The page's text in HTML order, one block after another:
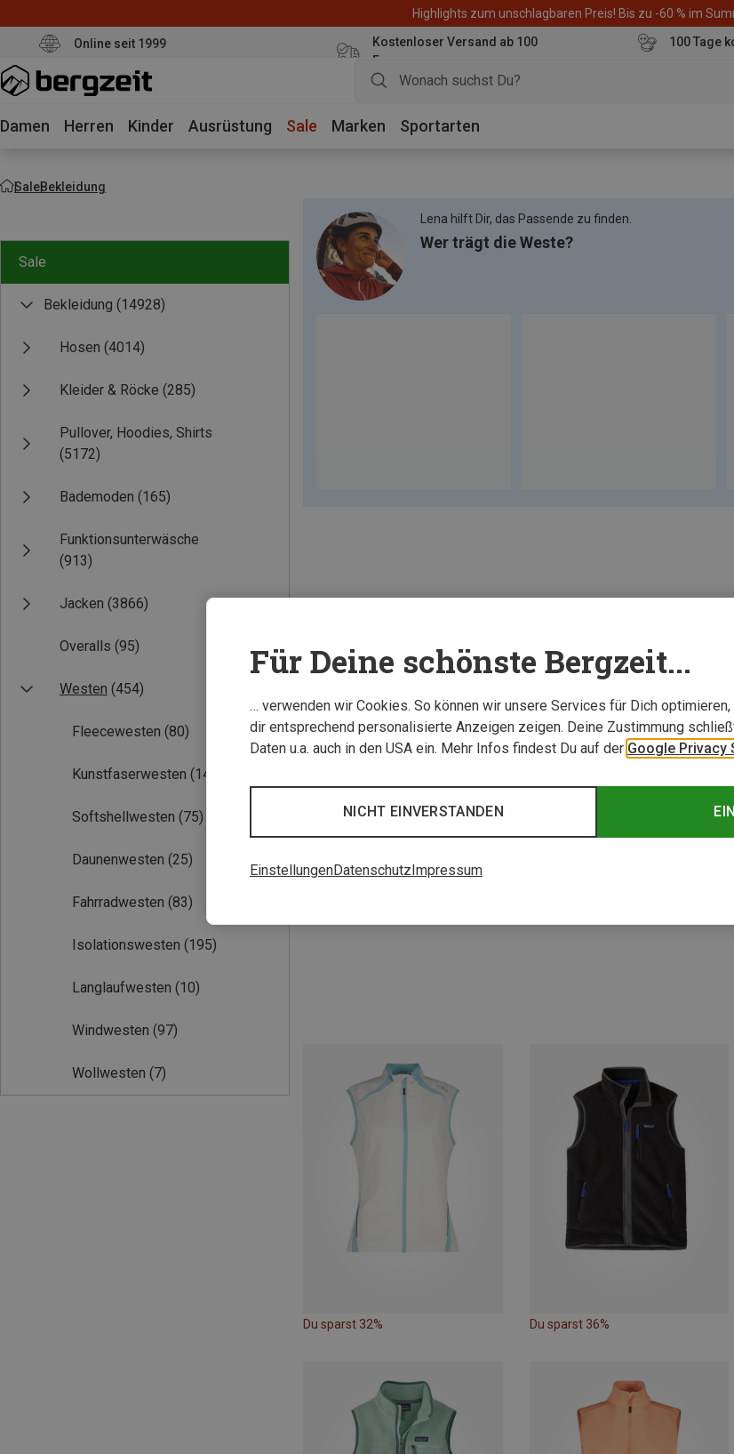
Highlights zum unschlagbaren Preis! Bis zu -60 % im
Online seit 1999
Kostenloser Versand ab 100
Euro
100 Tage
Damen Herren Kinder Ausrüstung Sale Marken Sportarten
SaleBekleidung
Sale
Bekleidung (14928)
Hosen (4014)
Kleider & Röcke (285)
Pullover, Hoodies, Shirts
(5172)
Bademoden (165)
Funktionsunterwäsche
(913)
Jacken (3866)
Overalls (95)
Westen (454)
Fleecewesten (80)
Kunstfaserwesten (144)
Softshellwesten (75)
Daunenwesten (25)
Fahrradwesten (83)
Isolationswesten (195)
Langlaufwesten (10)
Windwesten (97)
Wollwesten (7)
Lena hilft Dir, das Passende zu finden.
Wer trägt die Weste?
Du sparst 32% Du sparst 36%
Für Deine schönste Bergzeit...
… verwenden wir Cookies. So können wir unsere Services für Dich
dir entsprechend personalisierte Anzeigen zeigen. Deine Zustimmung
Daten u.a. auch in den USA ein. Mehr Infos findest Du auf der Google Privacy
NICHT EINVERSTANDEN
EinstellungenDatenschutzImpressum